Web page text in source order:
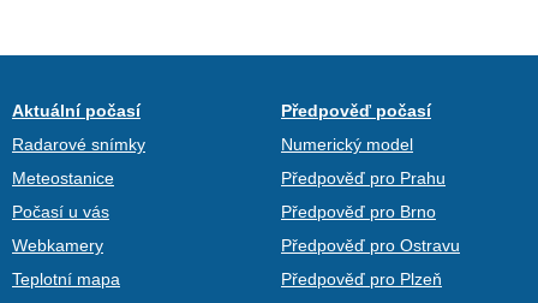
Aktuální počasí
Radarové snímky
Meteostanice
Počasí u vás
Webkamery
Teplotní mapa
Předpověď počasí
Numerický model
Předpověď pro Prahu
Předpověď pro Brno
Předpověď pro Ostravu
Předpověď pro Plzeň